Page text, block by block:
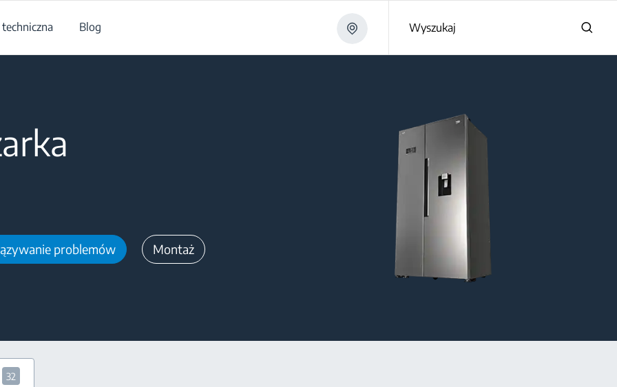
Blog Wyszukaj
problemów Montaż
32